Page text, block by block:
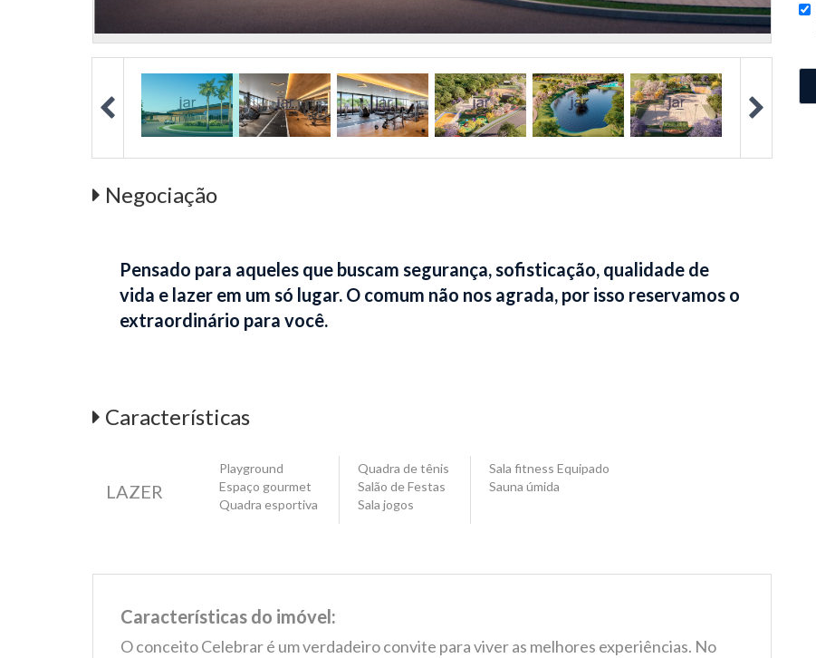
Negociação
Pensado para aqueles que buscam segurança, sofisticação, qualidade de
vida e lazer em um só lugar. O comum não nos agrada, por isso reservamos o
extraordinário para você.
Características
LAZER
Playground
Espaço gourmet
Quadra esportiva
Quadra de tênis
Salão de Festas
Sala jogos
Sala fitness Equipado
Sauna úmida
Características do imóvel:
O conceito Celebrar é um verdadeiro convite para viver as melhores experiências. No